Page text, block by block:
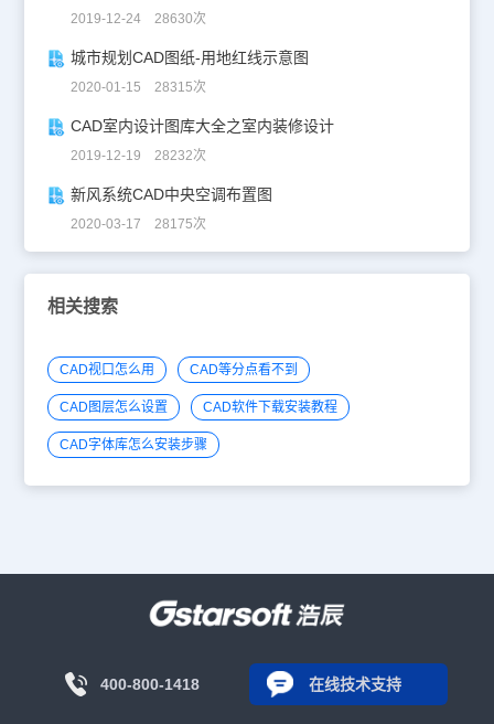
2019-12-24 28630次
城市规划CAD图纸-用地红线示意图
2020-01-15 28315次
CAD室内设计图库大全之室内装修设计
2019-12-19 28232次
新风系统CAD中央空调布置图
2020-03-17 28175次
相关搜索
CAD视口怎么用 CAD等分点看不到
CAD图层怎么设置 CAD软件下载安装教程
CAD字体库怎么安装步骤
400-800-1418 在线技术支持